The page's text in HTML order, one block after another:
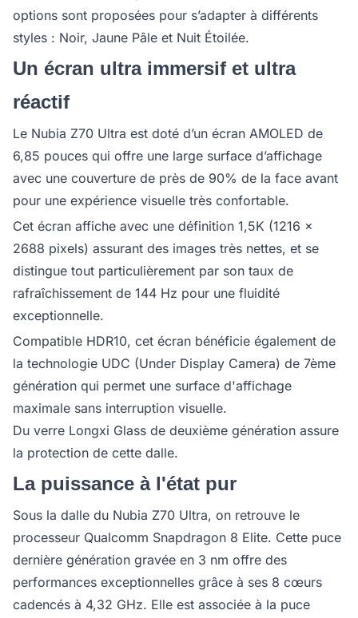
options sont proposées pour s’adapter à différents
styles : Noir, Jaune Pâle et Nuit Étoilée.
Un écran ultra immersif et ultra
réactif
Le Nubia Z70 Ultra est doté d’un écran AMOLED de
6,85 pouces qui offre une large surface d’affichage
avec une couverture de près de 90% de la face avant
pour une expérience visuelle très confortable.
Cet écran affiche avec une définition 1,5K (1216 x
2688 pixels) assurant des images très nettes, et se
distingue tout particulièrement par son taux de
rafraîchissement de 144 Hz pour une fluidité
exceptionnelle.
Compatible HDR10, cet écran bénéficie également de
la technologie UDC (Under Display Camera) de 7ème
génération qui permet une surface d'affichage
maximale sans interruption visuelle.
Du verre Longxi Glass de deuxième génération assure
la protection de cette dalle.
La puissance à l'état pur
Sous la dalle du Nubia Z70 Ultra, on retrouve le
processeur Qualcomm Snapdragon 8 Elite. Cette puce
dernière génération gravée en 3 nm offre des
performances exceptionnelles grâce à ses 8 cœurs
cadencés à 4,32 GHz. Elle est associée à la puce